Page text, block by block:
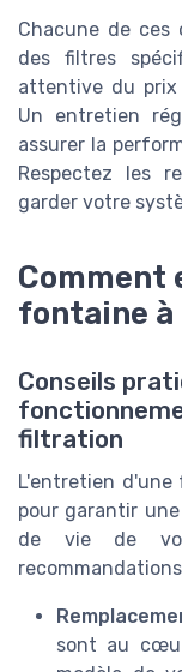
Chacune de
des filtres
attentive du prix
Un entretien
assurer la
Respectez les
garder votre
Comment
fontaine
Conseils
filtration
L'entretien
pour garantir
de vie de
sont au